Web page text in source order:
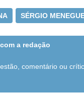
SÉRGIO
a redação
comentário ou